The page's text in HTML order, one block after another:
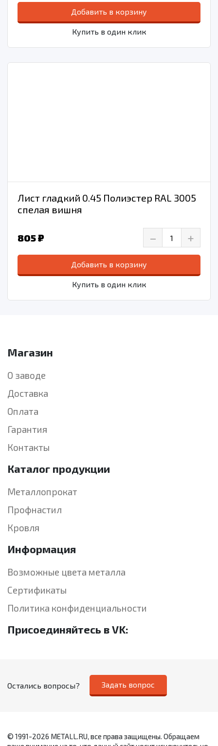
Добавить в корзину
Купить в один клик
Лист гладкий 0.45 Полиэстер RAL 3005
спелая вишня
805 ₽ – +
Добавить в корзину
Купить в один клик
Магазин
О заводе
Доставка
Оплата
Гарантия
Контакты
Каталог продукции
Металлопрокат
Профнастил
Кровля
Информация
Возможные цвета металла
Сертификаты
Политика конфиденциальности
Присоединяйтесь в VK:
Остались вопросы? Задать вопрос
© 1991-2026 METALL.RU, все права защищены. Обращаем